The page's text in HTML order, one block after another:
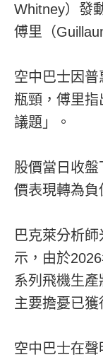
Whitney）發
傅里（
空中巴士因
瓶頸，傅里
議題」。
股價當日收
價表現轉為負
巴克萊分析
示，由於
系列飛機生
主要擔憂已獲
空中巴士在